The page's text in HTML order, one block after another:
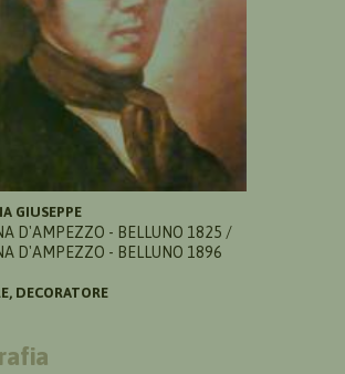
GIUSEPPE
D'AMPEZZO - BELLUNO 1825 /
D'AMPEZZO - BELLUNO 1896
DECORATORE